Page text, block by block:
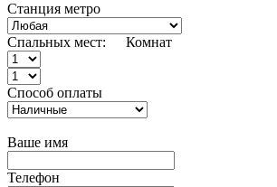
Станция метро
Спальных мест: Комнат
Способ оплаты
Ваше имя
Телефон